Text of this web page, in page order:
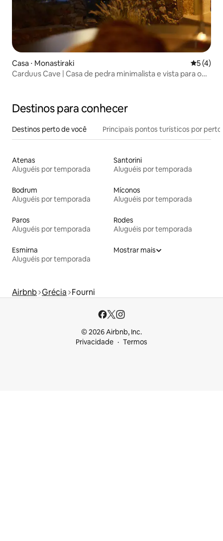
Casa ⋅ Monastiraki 5 de
5 (4)
Carduus Cave | Casa de pedra minimalista e vista para o
Destinos para conhecer
Destinos perto de você Principais pontos turísticos por perto
Atenas
Aluguéis por temporada
Santorini
Aluguéis por temporada
Bodrum
Aluguéis por temporada
Míconos
Aluguéis por temporada
Paros
Aluguéis por temporada
Rodes
Aluguéis por temporada
Esmirna
Aluguéis por temporada
Mostrar mais
Airbnb Grécia Fourni
© 2026 Airbnb, Inc.
Privacidade
Termos